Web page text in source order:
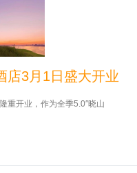
店3月1日盛大开业
重开业，作为全季5.0″晓山